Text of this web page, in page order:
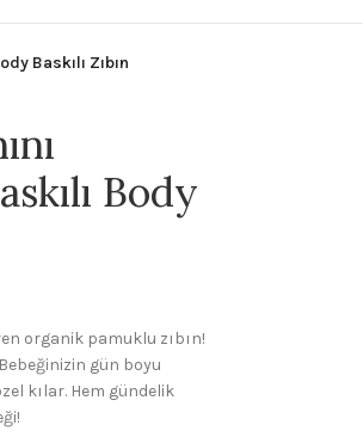
Baskılı Zıbın
Body
organik pamuklu zıbın!
gün boyu
kılar. Hem gündelik